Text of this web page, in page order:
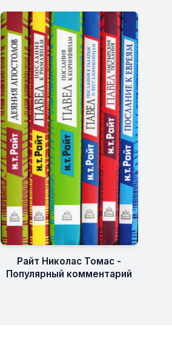
Райт Николас Томас -
Популярный комментарий